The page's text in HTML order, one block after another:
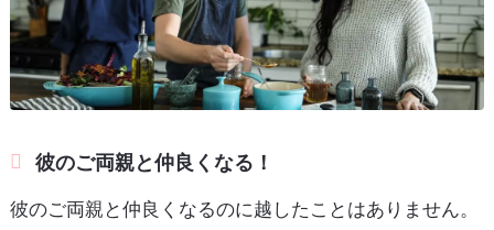
彼のご両親と仲良くなる！
彼のご両親と仲良くなるのに越したことはありません。